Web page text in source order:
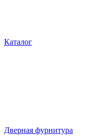
Каталог
Дверная фурнитура